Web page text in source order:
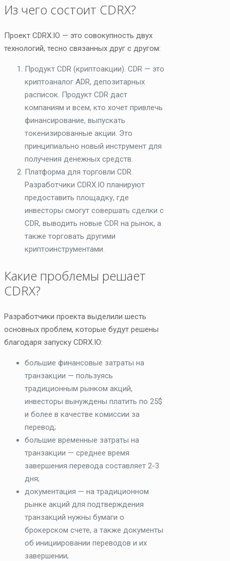
Из чего состоит CDRX?
Проект CDRX.IO — это совокупность двух
технологий, тесно связанных друг с другом:
Продукт CDR (криптоакции). CDR — это
криптоаналог ADR, депозитарных
расписок. Продукт CDR даст
компаниям и всем, кто хочет привлечь
финансирование, выпускать
токенизированные акции. Это
принципиально новый инструмент для
получения денежных средств.
Платформа для торговли CDR.
Разработчики CDRX.IO планируют
предоставить площадку, где
инвесторы смогут совершать сделки с
CDR, выводить новые CDR на рынок, а
также торговать другими
криптоинструментами.
Какие проблемы решает
CDRX?
Разработчики проекта выделили шесть
основных проблем, которые будут решены
благодаря запуску CDRX.IO:
большие финансовые затраты на
транзакции — пользуясь
традиционным рынком акций,
инвесторы вынуждены платить по 25$
и более в качестве комиссии за
перевод;
большие временные затраты на
транзакции — среднее время
завершения перевода составляет 2-3
дня;
документация — на традиционном
рынке акций для подтверждения
транзакций нужны бумаги о
брокерском счете, а также документы
об инициировании переводов и их
завершении;